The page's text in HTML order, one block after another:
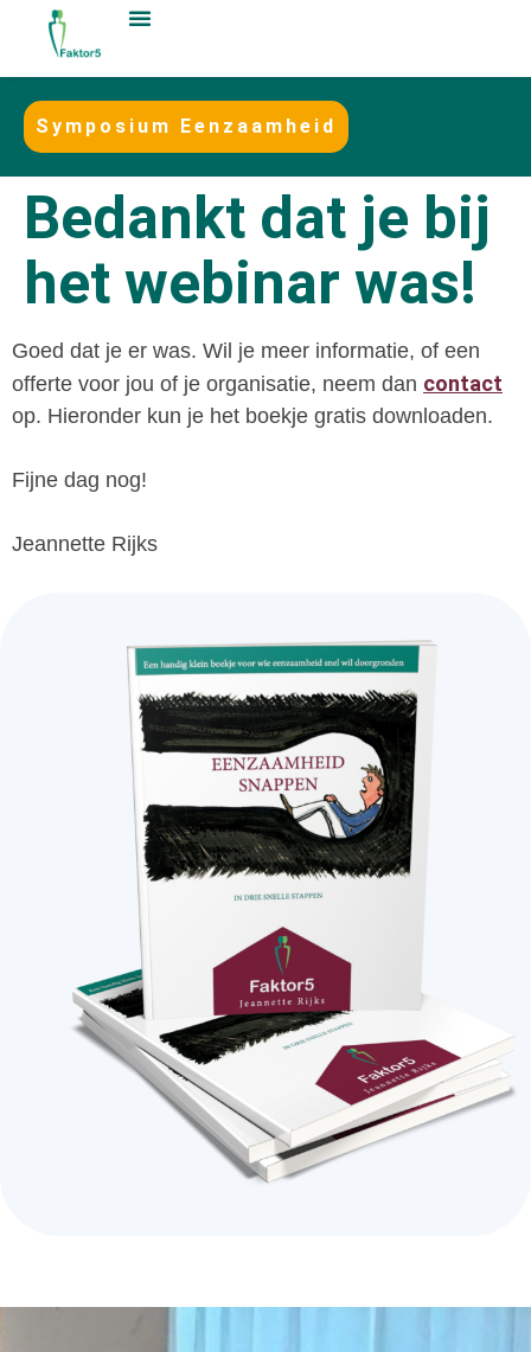
Symposium Eenzaamheid
Bedankt dat je bij
het webinar was!
Goed dat je er was. Wil je meer informatie, of een
offerte voor jou of je organisatie, neem dan contact
op. Hieronder kun je het boekje gratis downloaden.
Fijne dag nog!
Jeannette Rijks